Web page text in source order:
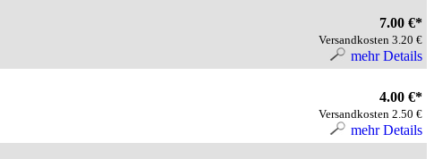
7.00 €*
Versandkosten 3.20 €
mehr Details
4.00 €*
Versandkosten 2.50 €
mehr Details